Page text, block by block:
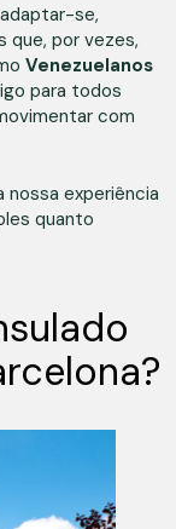
se,
que, por vezes,
Venezuelanos
para todos
com
nossa experiência
quanto